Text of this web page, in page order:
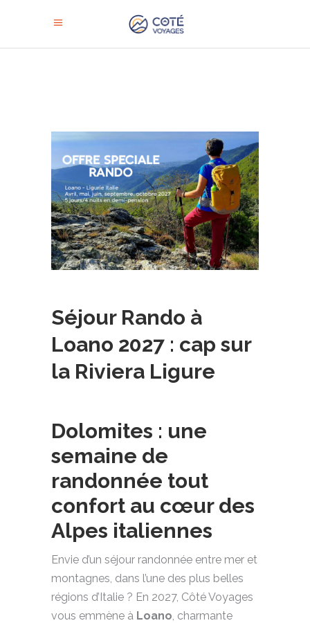
Séjour Rando à
Loano 2027 : cap sur
la Riviera Ligure
Dolomites : une
semaine de
randonnée tout
confort au cœur des
Alpes italiennes
Envie d’un séjour randonnée entre mer et
montagnes, dans l’une des plus belles
régions d’Italie ? En 2027, Côté Voyages
vous emmène à Loano, charmante